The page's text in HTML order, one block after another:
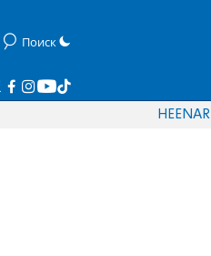
Поиск
HEENAR